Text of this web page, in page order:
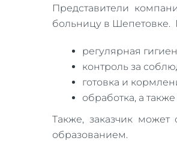
Представители
больницу в Шепетовке.
регулярная
контроль за
готовка и
обработка, а
Также, заказчик
образованием.